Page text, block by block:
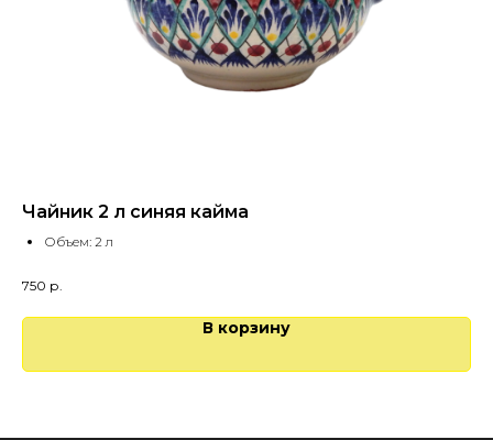
Чайник 2 л синяя кайма
Объем: 2 л
750 р.
В корзину